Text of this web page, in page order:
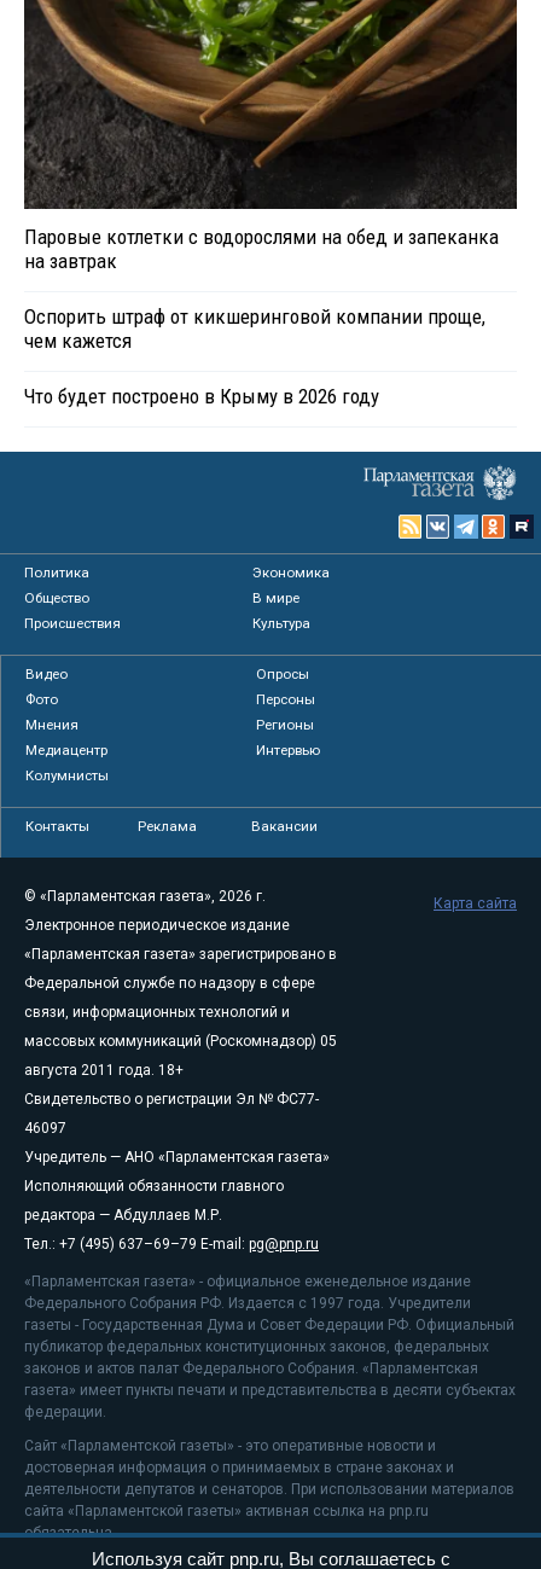
Паровые котлетки с водорослями на обед и запеканка
на завтрак
Оспорить штраф от кикшеринговой компании проще,
чем кажется
Что будет построено в Крыму в 2026 году
Политика
Экономика
Общество
В мире
Происшествия
Культура
Видео
Опросы
Фото
Персоны
Мнения
Регионы
Медиацентр
Интервью
Колумнисты
Контакты Реклама Вакансии
© «Парламентская газета», 2026 г.
Электронное периодическое издание
«Парламентская газета» зарегистрировано в
Федеральной службе по надзору в сфере
связи, информационных технологий и
массовых коммуникаций (Роскомнадзор) 05
августа 2011 года. 18+
Свидетельство о регистрации Эл № ФС77-
46097
Учредитель — АНО «Парламентская газета»
Исполняющий обязанности главного
редактора — Абдуллаев М.Р.
Тел.: +7 (495) 637–69–79 E-mail: pg@pnp.ru
«Парламентская газета» - официальное еженедельное издание
Федерального Собрания РФ. Издается с 1997 года. Учредители
газеты - Государственная Дума и Совет Федерации РФ. Официальный
публикатор федеральных конституционных законов, федеральных
законов и актов палат Федерального Собрания. «Парламентская
газета» имеет пункты печати и представительства в десяти субъектах
федерации.
Сайт «Парламентской газеты» - это оперативные новости и
достоверная информация о принимаемых в стране законах и
деятельности депутатов и сенаторов. При использовании материалов
сайта «Парламентской газеты» активная ссылка на pnp.ru
обязательна.
Карта сайта
Используя сайт pnp.ru, Вы соглашаетесь с